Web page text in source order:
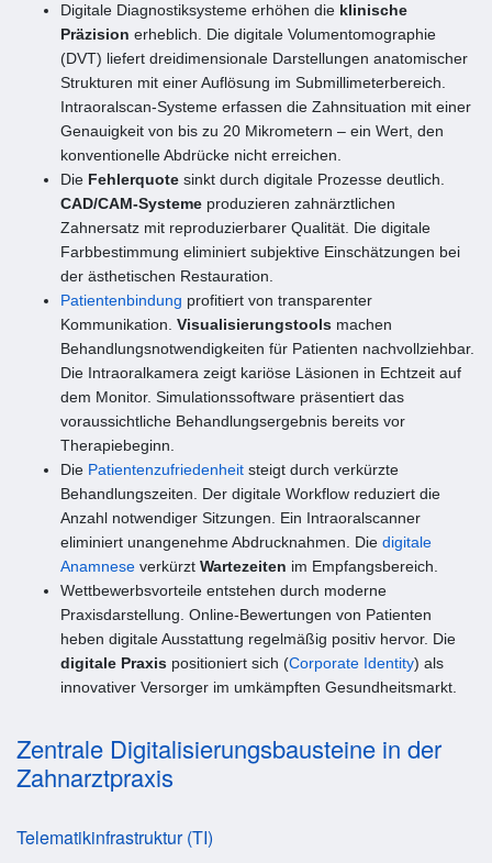
Digitale Diagnostiksysteme erhöhen die klinische
Präzision erheblich. Die digitale Volumentomographie
(DVT) liefert dreidimensionale Darstellungen anatomischer
Strukturen mit einer Auflösung im Submillimeterbereich.
Intraoralscan-Systeme erfassen die Zahnsituation mit einer
Genauigkeit von bis zu 20 Mikrometern – ein Wert, den
konventionelle Abdrücke nicht erreichen.
Die Fehlerquote sinkt durch digitale Prozesse deutlich.
CAD/CAM-Systeme produzieren zahnärztlichen
Zahnersatz mit reproduzierbarer Qualität. Die digitale
Farbbestimmung eliminiert subjektive Einschätzungen bei
der ästhetischen Restauration.
Patientenbindung profitiert von transparenter
Kommunikation. Visualisierungstools machen
Behandlungsnotwendigkeiten für Patienten nachvollziehbar.
Die Intraoralkamera zeigt kariöse Läsionen in Echtzeit auf
dem Monitor. Simulationssoftware präsentiert das
voraussichtliche Behandlungsergebnis bereits vor
Therapiebeginn.
Die Patientenzufriedenheit steigt durch verkürzte
Behandlungszeiten. Der digitale Workflow reduziert die
Anzahl notwendiger Sitzungen. Ein Intraoralscanner
eliminiert unangenehme Abdrucknahmen. Die digitale
Anamnese verkürzt Wartezeiten im Empfangsbereich.
Wettbewerbsvorteile entstehen durch moderne
Praxisdarstellung. Online-Bewertungen von Patienten
heben digitale Ausstattung regelmäßig positiv hervor. Die
digitale Praxis positioniert sich (Corporate Identity) als
innovativer Versorger im umkämpften Gesundheitsmarkt.
Zentrale Digitalisierungsbausteine in der
Zahnarztpraxis
Telematikinfrastruktur (TI)